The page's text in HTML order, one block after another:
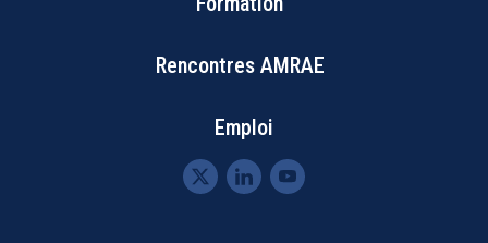
Rencontres AMRAE
Emploi